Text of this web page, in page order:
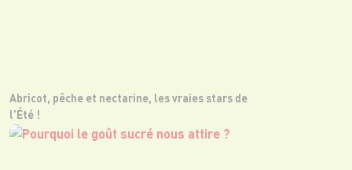
Abricot, pêche et nectarine, les vraies stars de
l'Été !